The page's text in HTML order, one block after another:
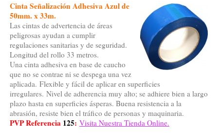
Cinta Señalización Adhesiva Azul de
50mm. x 33m.
Las cintas de advertencia de áreas
peligrosas ayudan a cumplir
regulaciones sanitarias y de seguridad.
Longitud del rollo 33 metros.
Una cinta adhesiva en base de caucho
que no se contrae ni se despega una vez
aplicada. Flexible y fácil de aplicar en superficies
irregulares. Nivel de adherencia muy alto; se adhiere bien a largo
plazo hasta en superficies ásperas. Buena resistencia a la
abrasión, resiste bien el tráfico de personas y maquinaria.
PVP Referencia 125: Visita Nuestra Tienda Online.